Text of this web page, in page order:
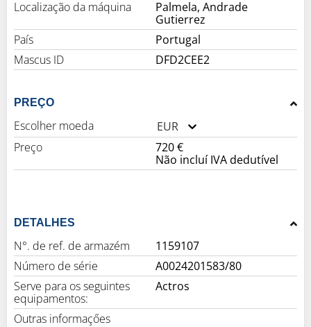
Localização da máquina
Palmela, Andrade
Gutierrez
País
Portugal
Mascus ID
DFD2CEE2
PREÇO
Escolher moeda
EUR
Preço
720 €
Não incluí IVA dedutível
DETALHES
N°. de ref. de armazém
1159107
Número de série
A0024201583/80
Serve para os seguintes
equipamentos:
Actros
Outras informaçőes